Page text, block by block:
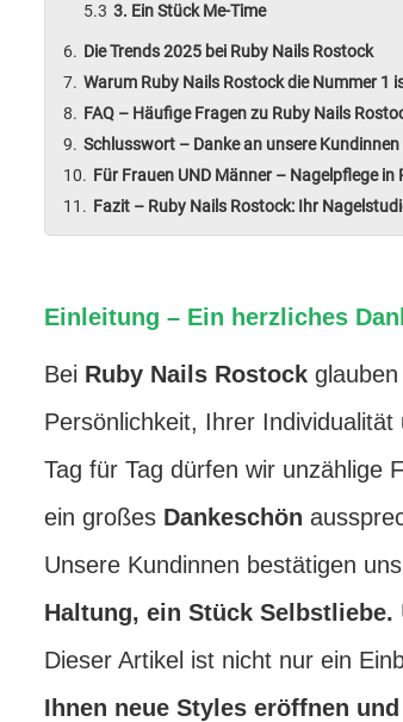
3. Ein Stück Me-Time
Die Trends 2025 bei Ruby Nails Rostock
Warum Ruby Nails Rostock die Nummer 1
FAQ – Häufige Fragen zu Ruby Nails
Schlusswort – Danke an unsere Kundinnen
Für Frauen UND Männer – Nagelpflege in
Fazit – Ruby Nails Rostock: Ihr
Einleitung – Ein herzliches
Bei Ruby Nails Rostock
Persönlichkeit, Ihrer
Tag für Tag dürfen wir unzählige
ein großes Dankeschön
Unsere Kundinnen bestätigen
Haltung, ein Stück Selbstliebe.
Dieser Artikel ist nicht nur ein
Ihnen neue Styles eröffnen